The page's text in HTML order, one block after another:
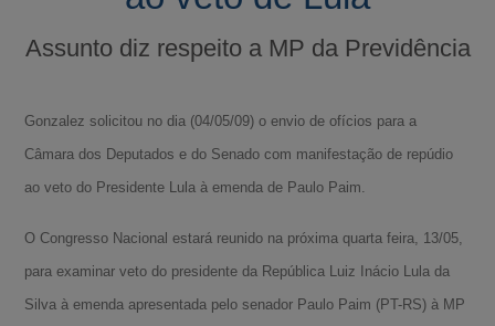
Assunto diz respeito a MP da Previdência
Gonzalez solicitou no dia (04/05/09) o envio de ofícios para a
Câmara dos Deputados e do Senado com manifestação de repúdio
ao veto do Presidente Lula à emenda de Paulo Paim.
O Congresso Nacional estará reunido na próxima quarta feira, 13/05,
para examinar veto do presidente da República Luiz Inácio Lula da
Silva à emenda apresentada pelo senador Paulo Paim (PT-RS) à MP